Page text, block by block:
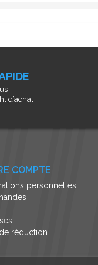
d’achat
COMPTE
personnelles
réduction